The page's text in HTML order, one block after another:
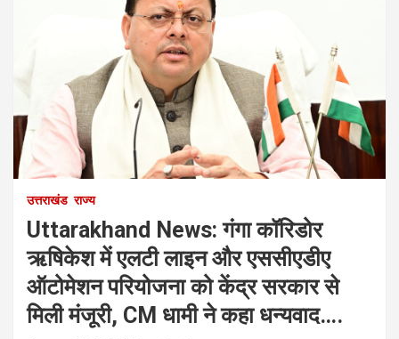
उत्तराखंड राज्य
Uttarakhand News: गंगा कॉरिडोर
ऋषिकेश में एलटी लाइन और एससीएडीए
ऑटोमेशन परियोजना को केंद्र सरकार से
मिली मंजूरी, CM धामी ने कहा धन्यवाद….